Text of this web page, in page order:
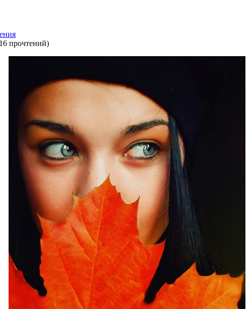
прочтений)